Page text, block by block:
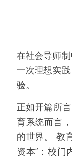
在社会导师
一次理想实
验。
正如开篇所
育系统而言
的世界。 教
资本”：校门